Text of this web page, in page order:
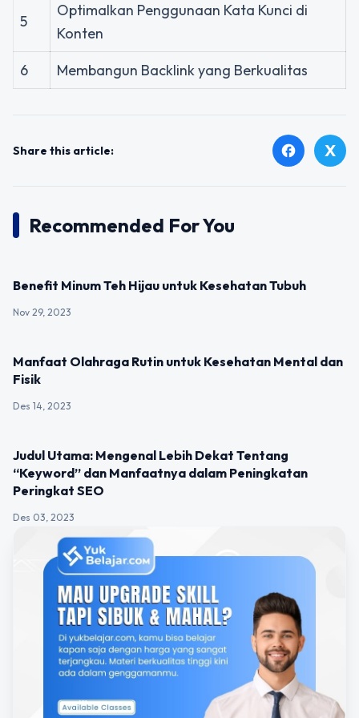
5
Optimalkan Penggunaan Kata Kunci di
Konten
6
Membangun Backlink yang Berkualitas
Share this article: facebook X
Recommended For You
Benefit Minum Teh Hijau untuk Kesehatan Tubuh
Nov 29, 2023
Manfaat Olahraga Rutin untuk Kesehatan Mental dan
Fisik
Des 14, 2023
Judul Utama: Mengenal Lebih Dekat Tentang
“Keyword” dan Manfaatnya dalam Peningkatan
Peringkat SEO
Des 03, 2023